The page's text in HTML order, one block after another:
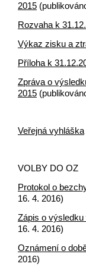
2015
Rozvaha k
Výkaz zisku a
Příloha k
Zpráva o
2015
Veřejná vyhláška
VOLBY DO OZ
Protokol o
16. 4. 2016)
Zápis o
16. 4. 2016)
Oznámení o
2016)